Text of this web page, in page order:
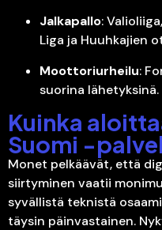
Jalkapallo:
Liga ja Huuhkajien
Moottoriurheilu:
suorina lähetyksinä.
Kuinka
Suomi -
Monet pelkäävät, että
siirtyminen vaatii
syvällistä teknistä
täysin päinvastainen.